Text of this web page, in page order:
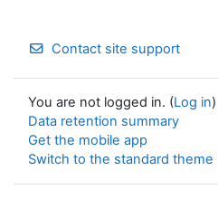
Contact site support
You are not logged in. (Log in)
Data retention summary
Get the mobile app
Switch to the standard theme